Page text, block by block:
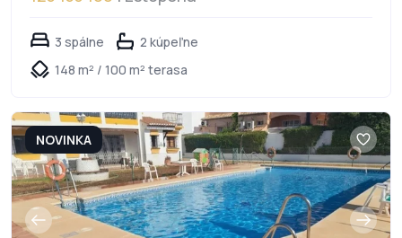
3 spálne
2 kúpeľne
148 m² / 100 m² terasa
NOVINKA